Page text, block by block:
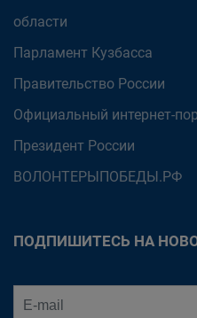
области
Парламент Кузбасса
Правительство России
Официальный интернет-
Президент России
ВОЛОНТЕРЫПОБЕДЫ.РФ
ПОДПИШИТЕСЬ НА